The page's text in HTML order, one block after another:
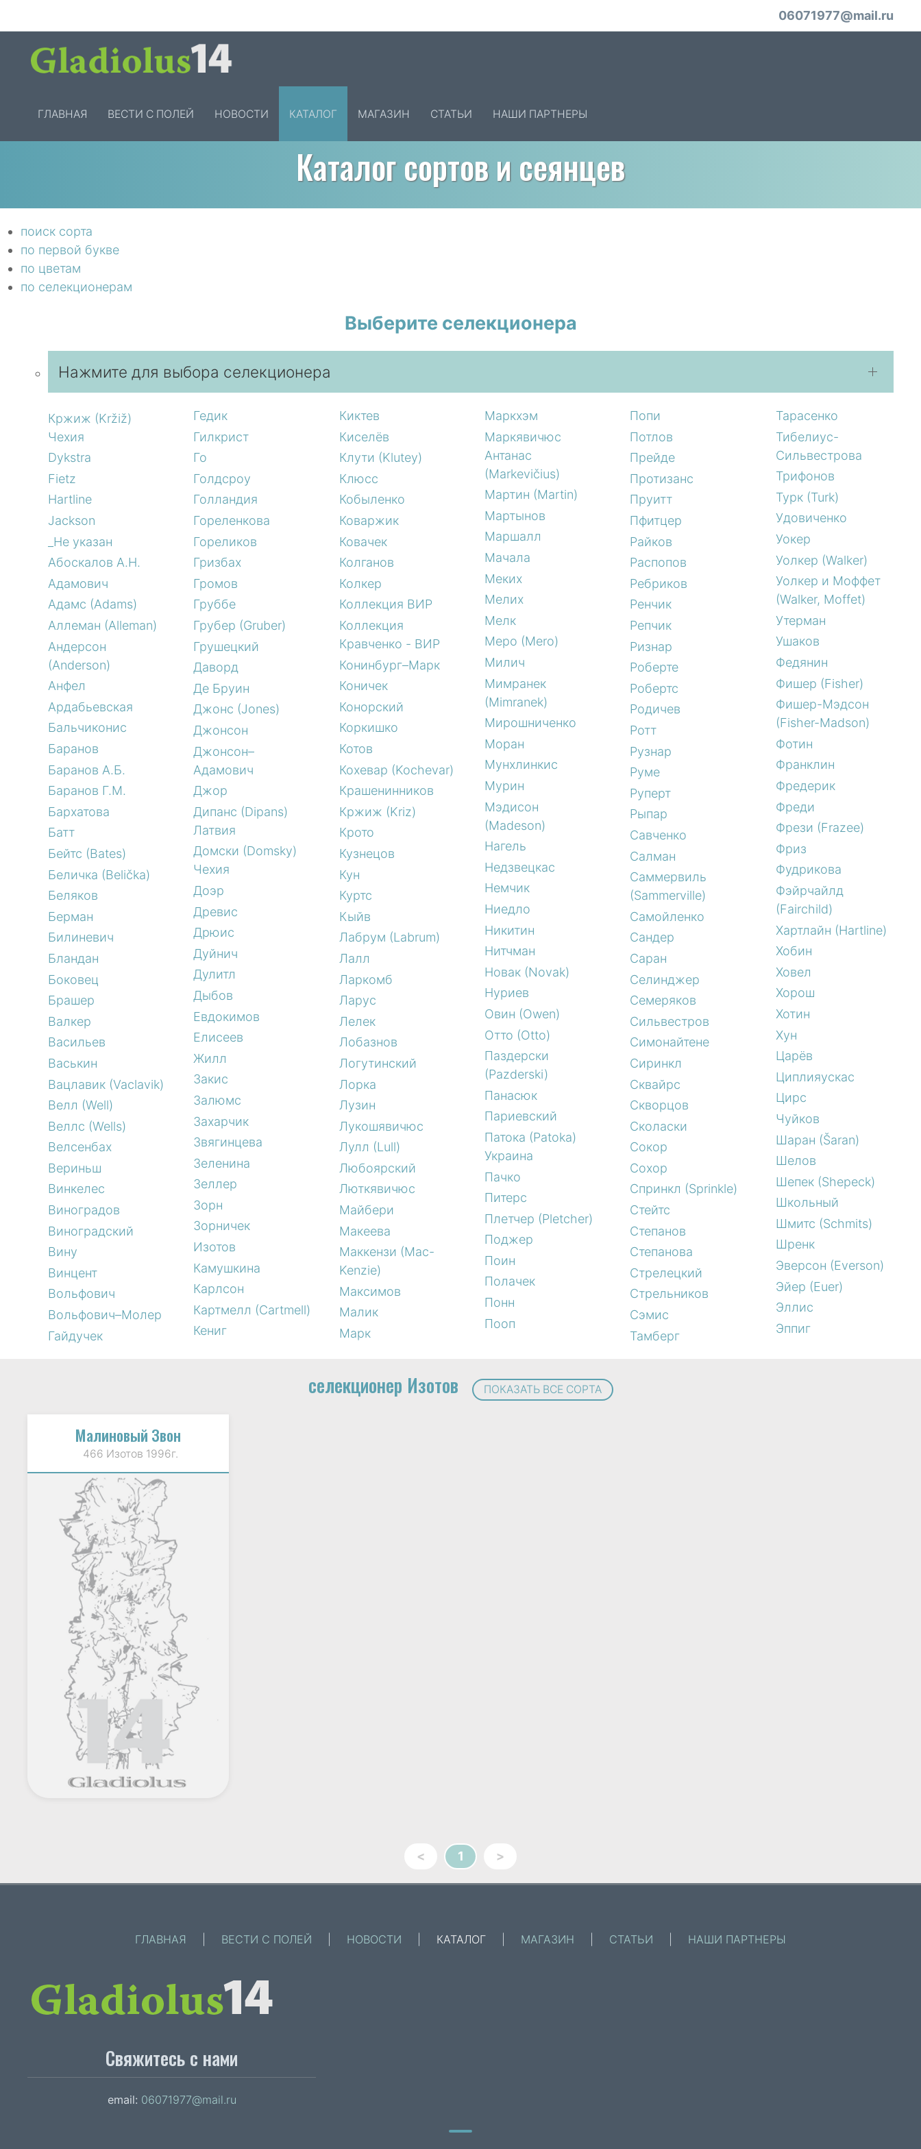
06071977@mail.ru
ГЛАВНАЯ ВЕСТИ С ПОЛЕЙ НОВОСТИ КАТАЛОГ МАГАЗИН СТАТЬИ НАШИ ПАРТНЕРЫ
Каталог сортов и сеянцев
поиск сорта
по первой букве
по цветам
по селекционерам
Выберите селекционера
Нажмите для выбора селекционера
Кржиж (Kržiž)
Чехия
Dykstra
Fietz
Hartline
Jackson
_Не указан
Абоскалов А.Н.
Адамович
Адамс (Adams)
Аллеман (Alleman)
Андерсон
(Anderson)
Анфел
Ардабьевская
Бальчиконис
Баранов
Баранов А.Б.
Баранов Г.М.
Бархатова
Батт
Бейтс (Bates)
Беличка (Belička)
Беляков
Берман
Билиневич
Бландан
Боковец
Брашер
Валкер
Васильев
Васькин
Вацлавик (Vaclavik)
Велл (Well)
Веллс (Wells)
Велсенбах
Вериньш
Винкелес
Виноградов
Виноградский
Вину
Винцент
Вольфович
Вольфович–Молер
Гайдучек
Гедик
Гилкрист
Го
Голдсроу
Голландия
Гореленкова
Гореликов
Гризбах
Громов
Груббе
Грубер (Gruber)
Грушецкий
Даворд
Де Бруин
Джонс (Jones)
Джонсон
Джонсон–
Адамович
Джор
Дипанс (Dipans)
Латвия
Домски (Domsky)
Чехия
Доэр
Древис
Дрюис
Дуйнич
Дулитл
Дыбов
Евдокимов
Елисеев
Жилл
Закис
Залюмс
Захарчик
Звягинцева
Зеленина
Зеллер
Зорн
Зорничек
Изотов
Камушкина
Карлсон
Картмелл (Cartmell)
Кениг
Киктев
Киселёв
Клути (Klutey)
Клюсс
Кобыленко
Коваржик
Ковачек
Колганов
Колкер
Коллекция ВИР
Коллекция
Кравченко - ВИР
Конинбург–Марк
Коничек
Конорский
Коркишко
Котов
Кохевар (Kochevar)
Крашенинников
Кржиж (Kriz)
Крото
Кузнецов
Кун
Куртс
Кыйв
Лабрум (Labrum)
Лалл
Ларкомб
Ларус
Лелек
Лобазнов
Логутинский
Лорка
Лузин
Лукошявичюс
Лулл (Lull)
Любоярский
Люткявичюс
Майбери
Макеева
Маккензи (Mac-
Kenzie)
Максимов
Малик
Марк
Маркхэм
Маркявичюс
Антанас
(Markevičius)
Мартин (Martin)
Мартынов
Маршалл
Мачала
Меких
Мелих
Мелк
Меро (Mero)
Милич
Мимранек
(Mimranek)
Мирошниченко
Моран
Мунхлинкис
Мурин
Мэдисон
(Madeson)
Нагель
Недзвецкас
Немчик
Ниедло
Никитин
Нитчман
Новак (Novak)
Нуриев
Овин (Owen)
Отто (Otto)
Паздерски
(Pazderski)
Панасюк
Париевский
Патока (Patoka)
Украина
Пачко
Питерс
Плетчер (Pletcher)
Поджер
Поин
Полачек
Понн
Пооп
Попи
Потлов
Прейде
Протизанс
Пруитт
Пфитцер
Райков
Распопов
Ребриков
Ренчик
Репчик
Ризнар
Роберте
Робертс
Родичев
Ротт
Рузнар
Руме
Руперт
Рыпар
Савченко
Салман
Саммервиль
(Sammerville)
Самойленко
Сандер
Саран
Селинджер
Семеряков
Сильвестров
Симонайтене
Сиринкл
Сквайрс
Скворцов
Сколаски
Сокор
Сохор
Спринкл (Sprinkle)
Стейтс
Степанов
Степанова
Стрелецкий
Стрельников
Сэмис
Тамберг
Тарасенко
Тибелиус-
Сильвестрова
Трифонов
Турк (Turk)
Удовиченко
Уокер
Уолкер (Walker)
Уолкер и Моффет
(Walker, Moffet)
Утерман
Ушаков
Федянин
Фишер (Fisher)
Фишер-Мэдсон
(Fisher-Madson)
Фотин
Франклин
Фредерик
Фреди
Фрези (Frazee)
Фриз
Фудрикова
Фэйрчайлд
(Fairchild)
Хартлайн (Hartline)
Хобин
Ховел
Хорош
Хотин
Хун
Царёв
Циплияускас
Цирс
Чуйков
Шаран (Šaran)
Шелов
Шепек (Shepeck)
Школьный
Шмитс (Schmits)
Шренк
Эверсон (Everson)
Эйер (Euer)
Эллис
Эппиг
селекционер Изотов ПОКАЗАТЬ ВСЕ СОРТА
Малиновый Звон
466 Изотов 1996г.
< 1 >
ГЛАВНАЯ ВЕСТИ С ПОЛЕЙ НОВОСТИ КАТАЛОГ МАГАЗИН СТАТЬИ НАШИ ПАРТНЕРЫ
Свяжитесь с нами
email: 06071977@mail.ru